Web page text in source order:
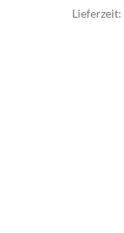
Lieferzeit: